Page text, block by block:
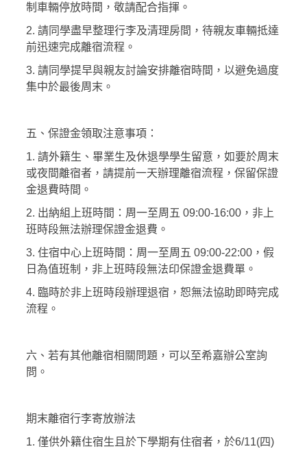
制車輛停放時間，敬請配合指揮。
2. 請同學盡早整理行李及清理房間，待親友車輛抵達
前迅速完成離宿流程。
3. 請同學提早與親友討論安排離宿時間，以避免過度
集中於最後周末。
五、保證金領取注意事項：
1. 請外籍生、畢業生及休退學學生留意，如要於周末
或夜間離宿者，請提前一天辦理離宿流程，保留保證
金退費時間。
2. 出納組上班時間：周一至周五 09:00-16:00，非上
班時段無法辦理保證金退費。
3. 住宿中心上班時間：周一至周五 09:00-22:00，假
日為值班制，非上班時段無法印保證金退費單。
4. 臨時於非上班時段辦理退宿，恕無法協助即時完成
流程。
六、若有其他離宿相關問題，可以至希嘉辦公室詢
問。
期末離宿行李寄放辦法
1. 僅供外籍住宿生且於下學期有住宿者，於6/11(四)